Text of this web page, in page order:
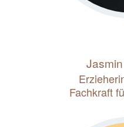
Fachkraft